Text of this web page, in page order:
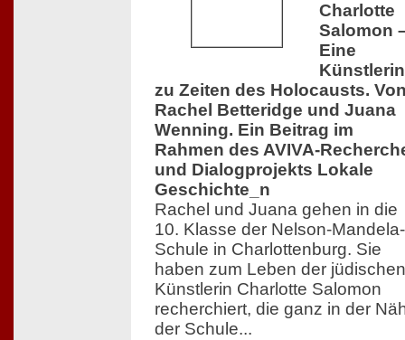
Charlotte
Salomon
Eine
Künstlerin
zu Zeiten des Holocausts.
Rachel Betteridge und Juana
Wenning. Ein Beitrag im
Rahmen des AVIVA-
und Dialogprojekts Lokale
Geschichte_n
Rachel und Juana gehen in die
10. Klasse der Nelson-Mandela-
Schule in Charlottenburg. Sie
haben zum Leben der jüdischen
Künstlerin Charlotte Salomon
recherchiert, die ganz in der
der Schule...